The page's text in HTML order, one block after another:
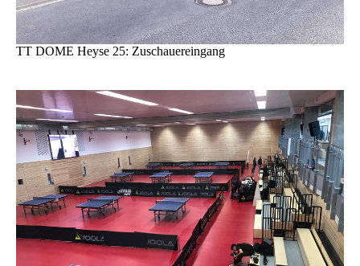
TT DOME Heyse 25: Zuschauereingang